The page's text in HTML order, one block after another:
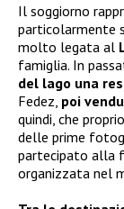
Il soggiorno
particolarmente
molto legata al
famiglia. In
del lago una
Fedez, poi
quindi, che
delle prime
partecipato alla
organizzata nel